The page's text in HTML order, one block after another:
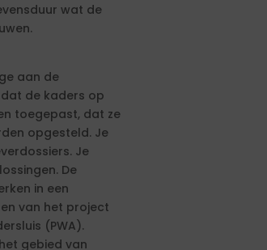
wat de
aan de
de kaders op
toegepast, dat ze
opgesteld. Je
Je
De
in een
van het project
(PWA).
gebied van